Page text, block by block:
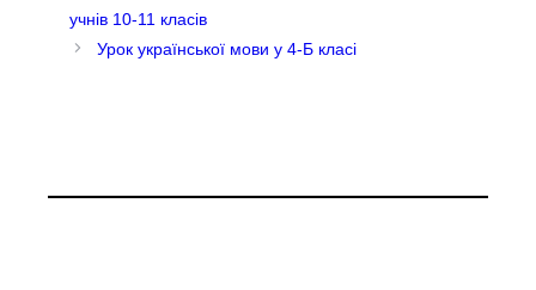
учнів 10-11 класів
Урок української мови у 4-Б класі